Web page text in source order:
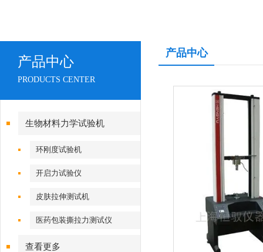
产品中心
PRODUCTS CENTER
生物材料力学试验机
环刚度试验机
开启力试验仪
皮肤拉伸测试机
医药包装撕拉力测试仪
查看更多
产品中心